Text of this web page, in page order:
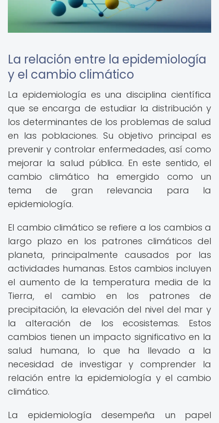
La relación entre la epidemiología
y el cambio climático
La epidemiología es una disciplina científica
que se encarga de estudiar la distribución y
los determinantes de los problemas de salud
en las poblaciones. Su objetivo principal es
prevenir y controlar enfermedades, así como
mejorar la salud pública. En este sentido, el
cambio climático ha emergido como un
tema de gran relevancia para la
epidemiología.
El cambio climático se refiere a los cambios a
largo plazo en los patrones climáticos del
planeta, principalmente causados por las
actividades humanas. Estos cambios incluyen
el aumento de la temperatura media de la
Tierra, el cambio en los patrones de
precipitación, la elevación del nivel del mar y
la alteración de los ecosistemas. Estos
cambios tienen un impacto significativo en la
salud humana, lo que ha llevado a la
necesidad de investigar y comprender la
relación entre la epidemiología y el cambio
climático.
La epidemiología desempeña un papel